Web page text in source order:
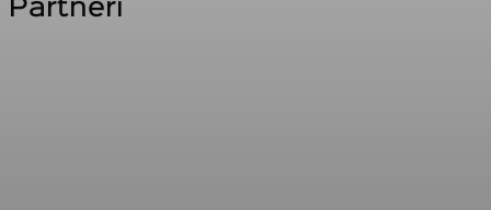
Partneři